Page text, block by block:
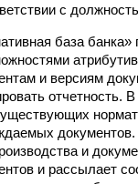
с
база банка»
и версиям
отчетность. В
документов.
и
и рассылает